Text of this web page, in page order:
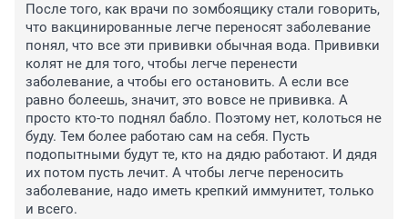
После того, как врачи по зомбоящику стали говорить,
что вакцинированные легче переносят заболевание
понял, что все эти прививки обычная вода. Прививки
колят не для того, чтобы легче перенести
заболевание, а чтобы его остановить. А если все
равно болеешь, значит, это вовсе не прививка. А
просто кто-то поднял бабло. Поэтому нет, колоться не
буду. Тем более работаю сам на себя. Пусть
подопытными будут те, кто на дядю работают. И дядя
их потом пусть лечит. А чтобы легче переносить
заболевание, надо иметь крепкий иммунитет, только
и всего.